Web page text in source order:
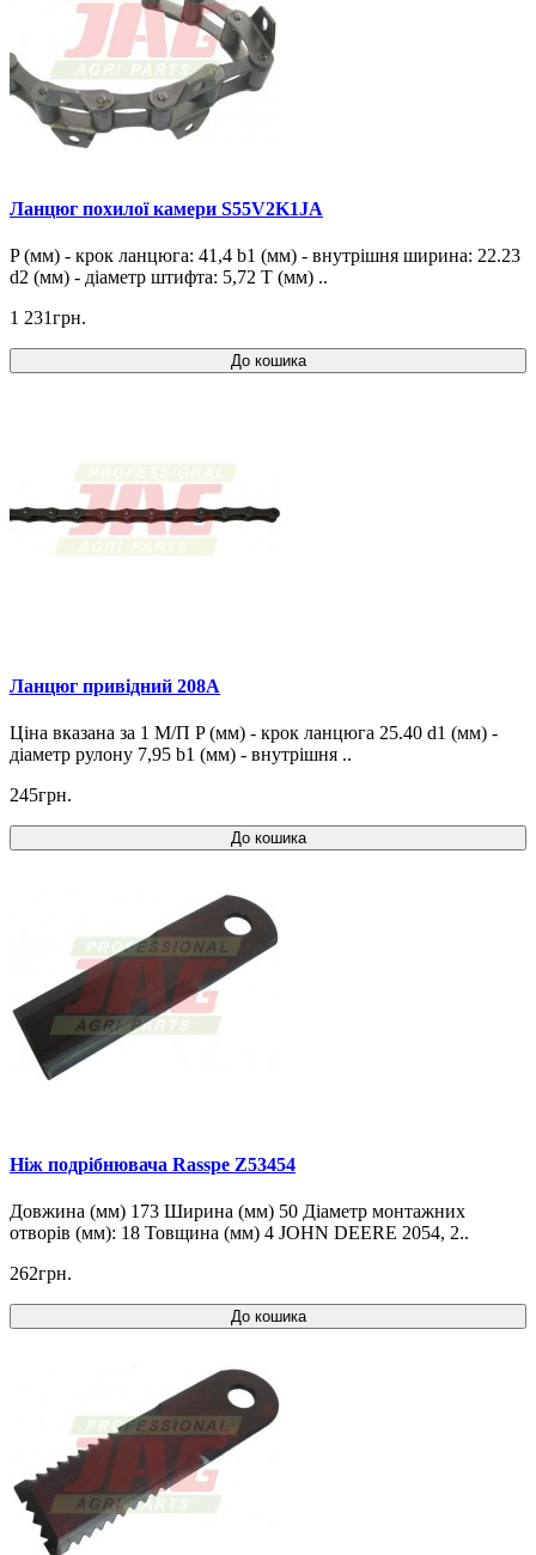
Ланцюг похилої камери S55V2K1JA
P (мм) - крок ланцюга: 41,4 b1 (мм) - внутрішня ширина: 22.23
d2 (мм) - діаметр штифта: 5,72 T (мм) ..
1 231грн.
До кошика
Ланцюг привідний 208A
Ціна вказана за 1 М/П P (мм) - крок ланцюга 25.40 d1 (мм) -
діаметр рулону 7,95 b1 (мм) - внутрішня ..
245грн.
До кошика
Ніж подрібнювача Rasspe Z53454
Довжина (мм) 173 Ширина (мм) 50 Діаметр монтажних
отворів (мм): 18 Товщина (мм) 4 JOHN DEERE 2054, 2..
262грн.
До кошика